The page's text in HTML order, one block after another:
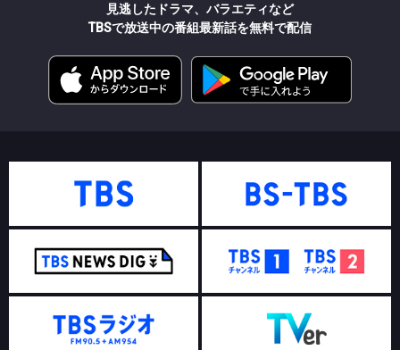
見逃したドラマ、バラエティなど
TBSで放送中の番組最新話を無料で配信